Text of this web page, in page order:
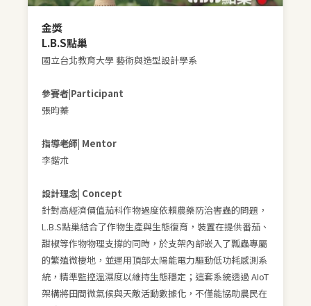
金獎
L.B.S點巢
國立台北教育大學 藝術與造型設計學系
參賽者|Participant
張昀蓁
指導老師| Mentor
李鍇朮
設計理念| Concept
針對高經濟價值茄科作物過度依賴農藥防治害蟲的問題，
L.B.S點巢結合了作物生產與生態復育，裝置在提供番茄、
甜椒等作物物理支撐的同時，於支架內部嵌入了瓢蟲專屬
的繁殖微棲地，並運用頂部太陽能電力驅動低功耗感測系
統，精準監控溫濕度以維持生態穩定；這套系統透過 AIoT
架構將田間微氣候與天敵活動數據化，不僅能協助農民在